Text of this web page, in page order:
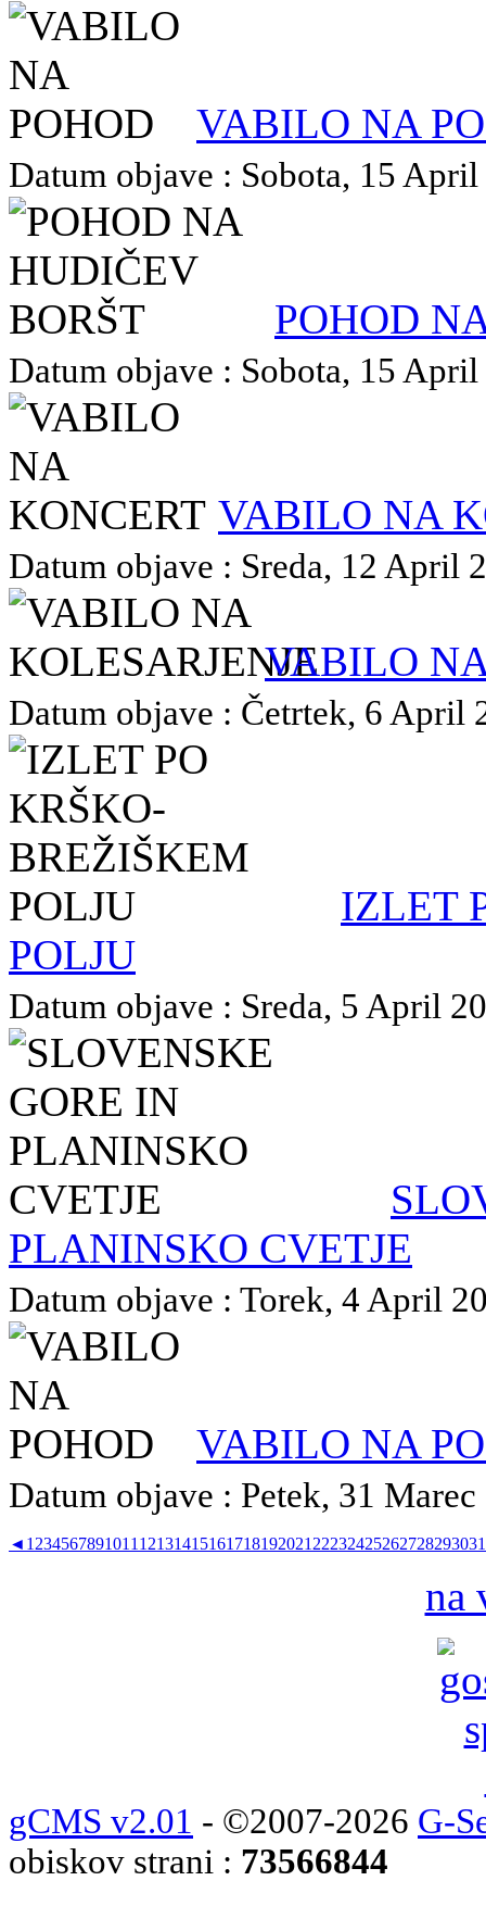
VABILO NA
Datum objave : Sobota, 15
POHOD
Datum objave : Sobota, 15
VABILO NA
Datum objave : Sreda, 12 April
VABILO
Datum objave : Četrtek, 6 April
IZLET
POLJU
Datum objave : Sreda, 5 April
PLANINSKO CVETJE
Datum objave : Torek, 4 April
VABILO NA
Datum objave : Petek, 31
◄ 1 234567891011 12131415161718192021 22232425262728293031
na
gCMS v2.01 - ©2007-2026 G-
obiskov strani : 73566844